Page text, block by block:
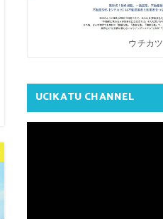
ウチカツ
UCIKATU CHANNEL